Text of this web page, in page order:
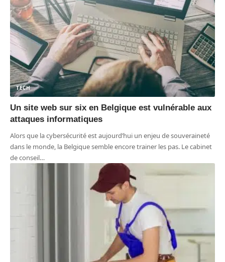
TECH
Un site web sur six en Belgique est vulnérable aux
attaques informatiques
Alors que la cybersécurité est aujourd’hui un enjeu de souveraineté
dans le monde, la Belgique semble encore trainer les pas. Le cabinet
de conseil…